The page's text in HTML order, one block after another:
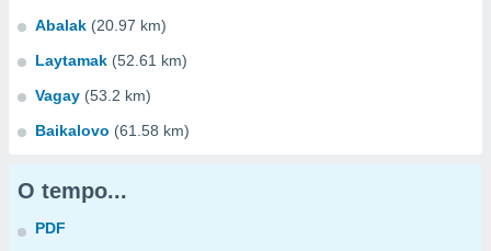
Abalak (20.97 km)
Laytamak (52.61 km)
Vagay (53.2 km)
Baikalovo (61.58 km)
O tempo...
PDF